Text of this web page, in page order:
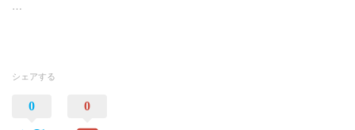
シェアする
0 0